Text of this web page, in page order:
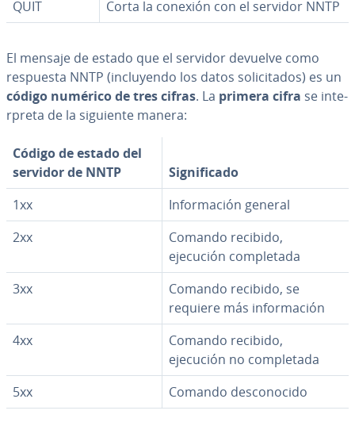
QUIT
Corta la conexión con el servidor NNTP
El mensaje de estado que el servidor devuelve como
respuesta NNTP (in­clu­ye­n­do los datos so­li­ci­ta­dos) es un
código numérico de tres cifras. La primera cifra se in­te­
r­pre­ta de la siguiente manera:
Código de estado del
servidor de NNTP
Si­g­ni­fi­ca­do
1xx
In­fo­r­ma­ción general
2xx
Comando recibido,
ejecución co­m­ple­ta­da
3xx
Comando recibido, se
requiere más in­fo­r­ma­ción
4xx
Comando recibido,
ejecución no co­m­ple­ta­da
5xx
Comando de­s­co­no­ci­do